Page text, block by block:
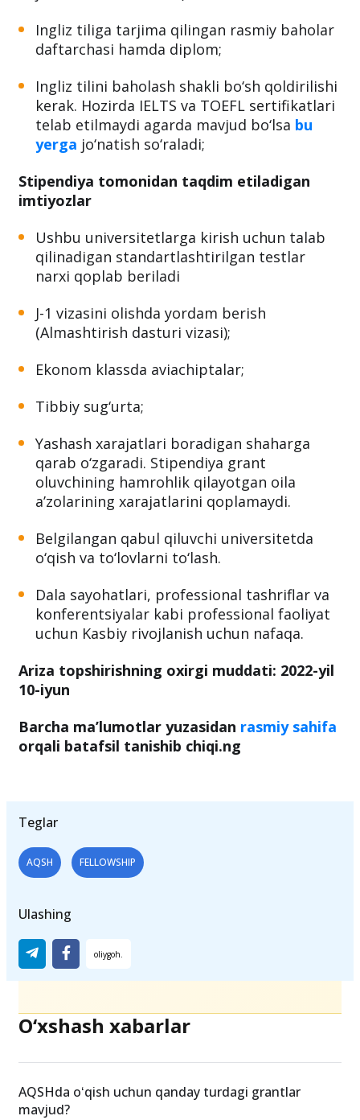
Ingliz tiliga tarjima qilingan rasmiy baholar
daftarchasi hamda diplom;
Ingliz tilini baholash shakli bo‘sh qoldirilishi
kerak. Hozirda IELTS va TOEFL sertifikatlari
telab etilmaydi agarda mavjud bo‘lsa bu
yerga jo‘natish so‘raladi;
Stipendiya tomonidan taqdim etiladigan
imtiyozlar
Ushbu universitetlarga kirish uchun talab
qilinadigan standartlashtirilgan testlar
narxi qoplab beriladi
J-1 vizasini olishda yordam berish
(Almashtirish dasturi vizasi);
Ekonom klassda aviachiptalar;
Tibbiy sug‘urta;
Yashash xarajatlari boradigan shaharga
qarab o‘zgaradi. Stipendiya grant
oluvchining hamrohlik qilayotgan oila
a’zolarining xarajatlarini qoplamaydi.
Belgilangan qabul qiluvchi universitetda
o‘qish va to‘lovlarni to‘lash.
Dala sayohatlari, professional tashriflar va
konferentsiyalar kabi professional faoliyat
uchun Kasbiy rivojlanish uchun nafaqa.
Ariza topshirishning oxirgi muddati: 2022-yil
10-iyun
Barcha ma’lumotlar yuzasidan rasmiy sahifa
orqali batafsil tanishib chiqi.ng
Teglar
AQSH FELLOWSHIP
Ulashing
O‘xshash xabarlar
AQSHda oʻqish uchun qanday turdagi grantlar
mavjud?